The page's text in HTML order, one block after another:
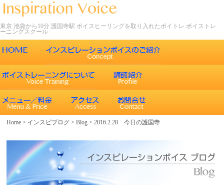
東京 池袋から10分 護国寺駅 ボイスヒーリングを取り入れたボイトレ ボイストレ
ーニングスクール
ごあいさつ
インスピレーションボイスの特徴
エネルギーワークとヒーリング効果
ボイスヒーリング
声について
インスピレーションボイスのボイストレーニング
インスピレーションボイスのボイスメソッド
レッスン内容
Home > インスピブログ >Blog >2016.2.28 今日の護国寺